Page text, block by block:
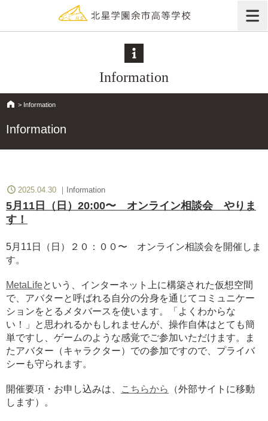
Information
> Information
Information
2025.04.30 Information
5月11日（日）20:00〜 オンライン相談会 やりま
す！
5月11日（日）２０：００〜 オンライン相談会を開催しま
す。
MetaLifeという、インターネット上に構築された仮想空間
で、アバターと呼ばれる自分の分身を通じてコミュニケー
ションをとるメタバースを使います。「よくわからな
い！」と思われるかもしれませんが、操作自体はとても簡
単ですし、ゲームのような感覚でご参加いただけます。ま
たアバター（キャラクター）での参加ですので、プライバ
シーも守られます。
開催要項・お申し込みは、 こちらから
（外部サイトに移動
します）。